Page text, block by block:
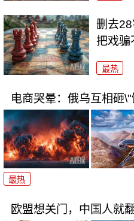
删去
把戏骗
最热
电商哭晕：俄乌互相砸
最热
欧盟想关门，中国人就